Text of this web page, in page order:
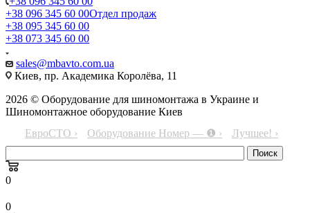
+38 096 345 60 00Отдел продаж
+38 095 345 60 00
+38 073 345 60 00
sales@mbavto.com.ua
Киев, пр. Академика Королёва, 11
2026 © Оборудование для шиномонтажа в Украине и
Шиномонтажное оборудование Киев
ЕвроСТО ›
Оборудование Номер — ❶ › Лучшее! ›
0
0